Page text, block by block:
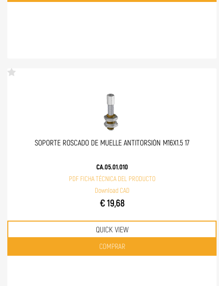
SOPORTE ROSCADO DE MUELLE ANTITORSIÓN M16X1.5 17
CA.05.01.010
PDF FICHA TÉCNICA DEL PRODUCTO
Download CAD
€ 19,68
QUICK VIEW
Quantità
COMPRAR